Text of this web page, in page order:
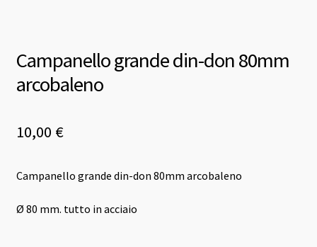
Campanello grande din-don 80mm
arcobaleno
10,00 €
Campanello grande din-don 80mm arcobaleno
Ø 80 mm. tutto in acciaio